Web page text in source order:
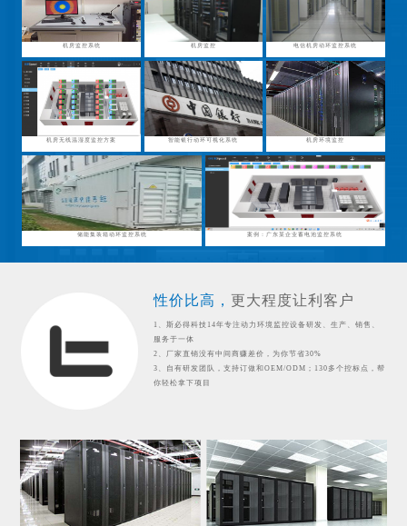
机房监控系统 机房监控 电信机房动环监控系统
机房无线温湿度监控方案 智能银行动环可视化系统 机房环境监控
储能集装箱动环监控系统 案例：广东某企业蓄电池监控系统
性价比高， 更大程度让利客户
1、斯必得科技14年专注动力环境监控设备研发、生产、销售、
服务于一体
2、厂家直销没有中间商赚差价，为你节省30%
3、自有研发团队，支持订做和OEM/ODM；130多个控标点，帮
你轻松拿下项目